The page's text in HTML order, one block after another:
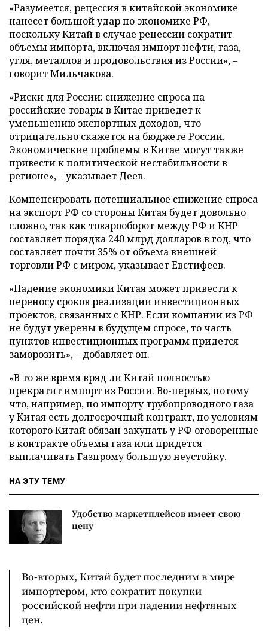
«Разумеется, рецессия в китайской экономике
нанесет большой удар по экономике РФ,
поскольку Китай в случае рецессии сократит
объемы импорта, включая импорт нефти, газа,
угля, металлов и продовольствия из России», –
говорит Мильчакова.
«Риски для России: снижение спроса на
российские товары в Китае приведет к
уменьшению экспортных доходов, что
отрицательно скажется на бюджете России.
Экономические проблемы в Китае могут также
привести к политической нестабильности в
регионе», – указывает Деев.
Компенсировать потенциальное снижение спроса
на экспорт РФ со стороны Китая будет довольно
сложно, так как товарооборот между РФ и КНР
составляет порядка 240 млрд долларов в год, что
составляет почти 35% от объема внешней
торговли РФ с миром, указывает Евстифеев.
«Падение экономики Китая может привести к
переносу сроков реализации инвестиционных
проектов, связанных с КНР. Если компании из РФ
не будут уверены в будущем спросе, то часть
пунктов инвестиционных программ придется
заморозить», – добавляет он.
«В то же время вряд ли Китай полностью
прекратит импорт из России. Во-первых, потому
что, например, по импорту трубопроводного газа
у Китая есть долгосрочный контракт, по условиям
которого Китай обязан закупать у РФ оговоренные
в контракте объемы газа или придется
выплачивать Газпрому большую неустойку.
НА ЭТУ ТЕМУ
Удобство маркетплейсов имеет свою
цену
Во-вторых, Китай будет последним в мире
импортером, кто сократит покупки
российской нефти при падении нефтяных
цен.